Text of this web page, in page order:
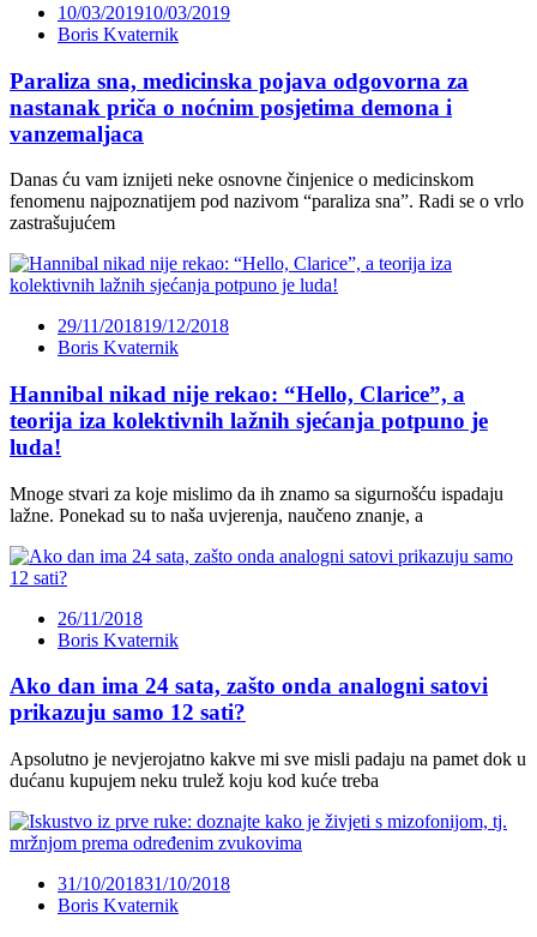
10/03/201910/03/2019
Boris Kvaternik
Paraliza sna, medicinska pojava odgovorna za
nastanak priča o noćnim posjetima demona i
vanzemaljaca
Danas ću vam iznijeti neke osnovne činjenice o medicinskom
fenomenu najpoznatijem pod nazivom “paraliza sna”. Radi se o vrlo
zastrašujućem
29/11/201819/12/2018
Boris Kvaternik
Hannibal nikad nije rekao: “Hello, Clarice”, a
teorija iza kolektivnih lažnih sjećanja potpuno je
luda!
Mnoge stvari za koje mislimo da ih znamo sa sigurnošću ispadaju
lažne. Ponekad su to naša uvjerenja, naučeno znanje, a
26/11/2018
Boris Kvaternik
Ako dan ima 24 sata, zašto onda analogni satovi
prikazuju samo 12 sati?
Apsolutno je nevjerojatno kakve mi sve misli padaju na pamet dok u
dućanu kupujem neku trulež koju kod kuće treba
31/10/201831/10/2018
Boris Kvaternik